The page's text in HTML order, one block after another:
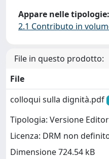
Appare nelle tipologie:
2.1 Contributo in
File in questo prodotto:
File
colloqui sulla dignità.pdf
Tipologia: Versione
Licenza: DRM non
Dimensione 724.54 kB